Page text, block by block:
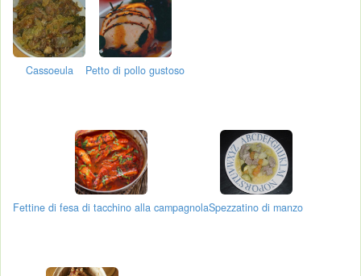
Cassoeula Petto di pollo gustoso
Fettine di fesa di tacchino alla campagnolaSpezzatino di manzo